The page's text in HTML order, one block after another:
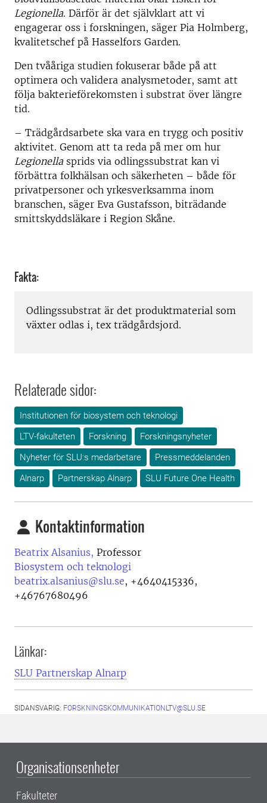
Legionella. Därför är det självklart att vi
engagerar oss i forskningen, säger Pia Holmberg,
kvalitetschef på Hasselfors Garden.
Den tvååriga studien fokuserar både på att
optimera och validera analysmetoder, samt att
följa bakterieförekomsten i substrat över längre
tid.
– Trädgårdsarbete ska vara en trygg och positiv
aktivitet. Genom att ta reda på mer om hur
Legionellasprids via odlingssubstrat kan vi
förbättra folkhälsan och säkerheten – både för
privatpersoner och yrkesverksamma inom
branschen, säger Eva Gustafsson, biträdande
smittskyddsläkare i Region Skåne.
Fakta:
Odlingssubstrat är det produktmaterial som
växter odlas i, tex trädgårdsjord.
Relaterade sidor:
Institutionen för biosystem och teknologi
LTV-fakulteten
Forskning
Forskningsnyheter
Nyheter för SLU:s medarbetare
Pressmeddelanden
Alnarp
Partnerskap Alnarp SLU Future One Health
Kontaktinformation
Beatrix Alsanius, Professor
Biosystem och teknologi
beatrix.alsanius@slu.se, +4640415336,
+46767680496
Länkar:
SLU Partnerskap Alnarp
SIDANSVARIG: FORSKNINGSKOMMUNIKATIONLTV@SLU.SE
Organisationsenheter
Fakulteter